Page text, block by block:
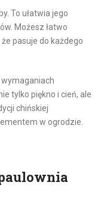
To ułatwia jego
Możesz łatwo
pasuje do każdego
tylko piękno i cień, ale
chińskiej
w ogrodzie.